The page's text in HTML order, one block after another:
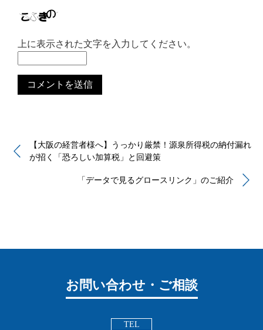
上に表示された文字を入力してください。
【大阪の経営者様へ】うっかり厳禁！源泉所得税の納付漏れ
が招く「恐ろしい加算税」と回避策
「データで見るグロースリンク」のご紹介
お問い合わせ・ご相談
TEL